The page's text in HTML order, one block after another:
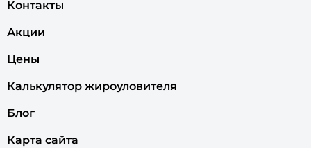
Контакты
Акции
Цены
Калькулятор жироуловителя
Блог
Карта сайта